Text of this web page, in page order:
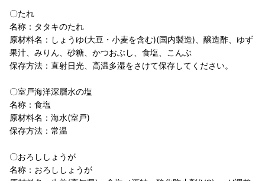
〇たれ
名称：タタキのたれ
原材料名：しょうゆ(大豆・小麦を含む)(国内製造)、醸造酢、ゆず
果汁、みりん、砂糖、かつおぶし、食塩、こんぶ
保存方法：直射日光、高温多湿をさけて保存してください。
〇室戸海洋深層水の塩
名称：食塩
原材料名：海水(室戸)
保存方法：常温
〇おろししょうが
名称：おろししょうが